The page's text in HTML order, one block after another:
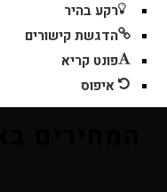
רקע בהיר
הדגשת קישורים
פונט קריא
איפוס